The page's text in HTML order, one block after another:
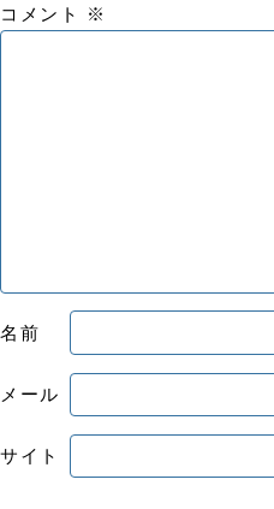
コメント ※
名前
メール
サイト